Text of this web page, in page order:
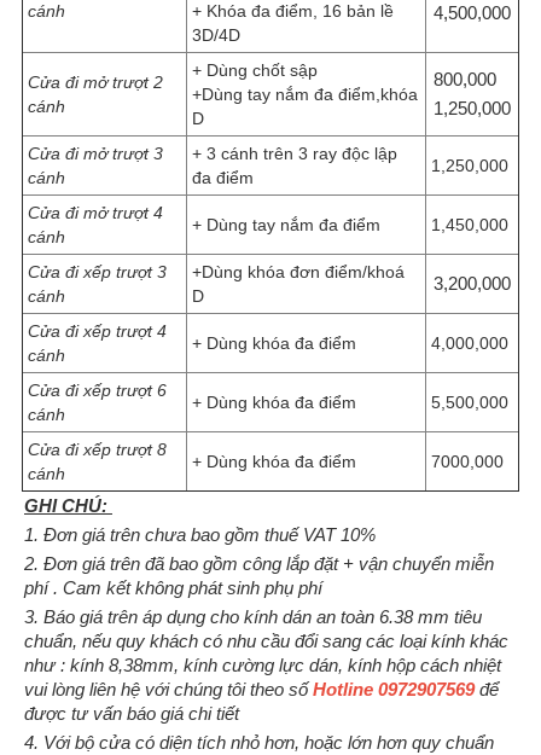
cánh
+ Khóa đa điểm, 16 bản lề
3D/4D
4,500,000
Cửa đi mở trượt 2
cánh
+ Dùng chốt sập
+Dùng tay nắm đa điểm,khóa
D
800,000
1,250,000
Cửa đi mở trượt 3
cánh
+ 3 cánh trên 3 ray độc lập
đa điểm
1,250,000
Cửa đi mở trượt 4
cánh
+ Dùng tay nắm đa điểm 1,450,000
Cửa đi xếp trượt 3
cánh
+Dùng khóa đơn điểm/khoá
D
3,200,000
Cửa đi xếp trượt 4
cánh
+ Dùng khóa đa điểm 4,000,000
Cửa đi xếp trượt 6
cánh
+ Dùng khóa đa điểm 5,500,000
Cửa đi xếp trượt 8
cánh
+ Dùng khóa đa điểm 7000,000
GHI CHÚ:
1. Đơn giá trên chưa bao gồm thuế VAT 10%
2. Đơn giá trên đã bao gồm công lắp đặt + vận chuyển miễn
phí . Cam kết không phát sinh phụ phí
3. Báo giá trên áp dụng cho kính dán an toàn 6.38 mm tiêu
chuẩn, nếu quy khách có nhu cầu đổi sang các loại kính khác
như : kính 8,38mm, kính cường lực dán, kính hộp cách nhiệt
vui lòng liên hệ với chúng tôi theo sốHotline 0972907569 để
được tư vấn báo giá chi tiết
4. Với bộ cửa có diện tích nhỏ hơn, hoặc lớn hơn quy chuẩn